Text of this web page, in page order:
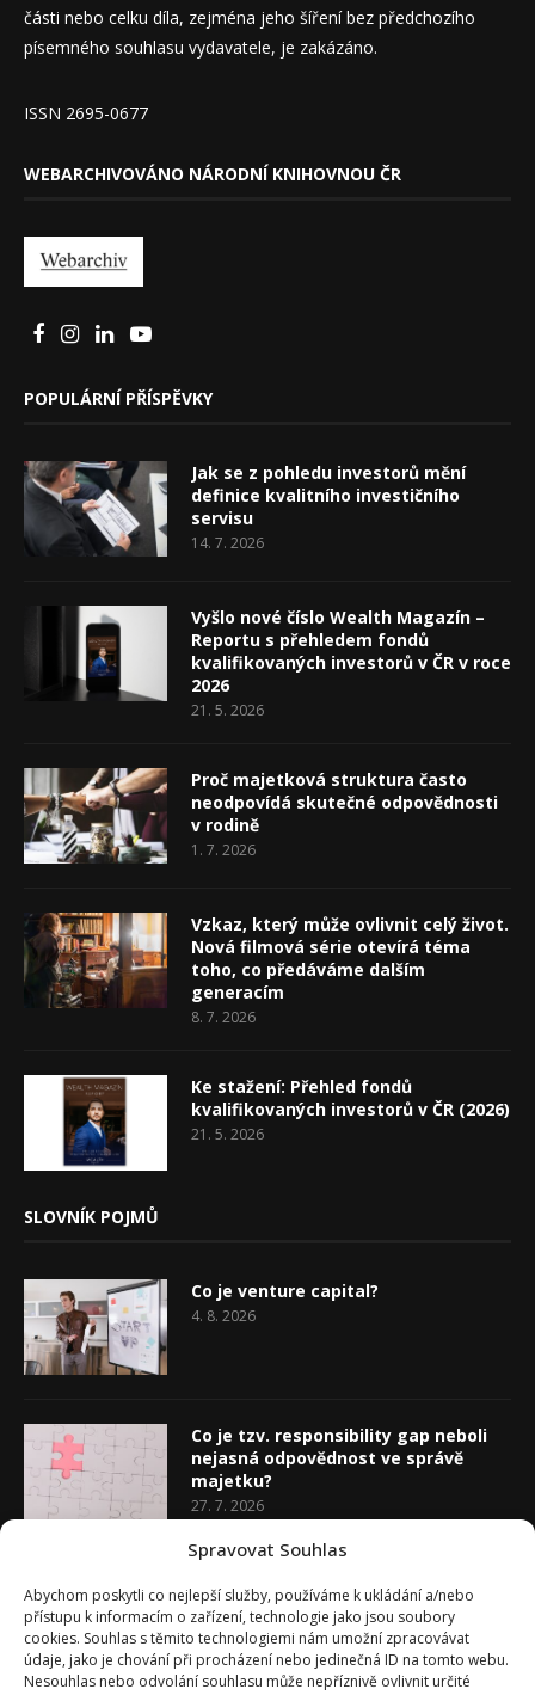
Spravovat Souhlas
Abychom poskytli co nejlepší služby, používáme k ukládání a/nebo
přístupu k informacím o zařízení, technologie jako jsou soubory
cookies. Souhlas s těmito technologiemi nám umožní zpracovávat
údaje, jako je chování při procházení nebo jedinečná ID na tomto webu.
Nesouhlas nebo odvolání souhlasu může nepříznivě ovlivnit určité
části nebo celku díla, zejména jeho šíření bez předchozího
písemného souhlasu vydavatele, je zakázáno.
ISSN 2695-0677
WEBARCHIVOVÁNO NÁRODNÍ KNIHOVNOU ČR
POPULÁRNÍ PŘÍSPĚVKY
Jak se z pohledu investorů mění
definice kvalitního investičního
servisu
14. 7. 2026
Vyšlo nové číslo Wealth Magazín –
Reportu s přehledem fondů
kvalifikovaných investorů v ČR v roce
2026
21. 5. 2026
Proč majetková struktura často
neodpovídá skutečné odpovědnosti
v rodině
1. 7. 2026
Vzkaz, který může ovlivnit celý život.
Nová filmová série otevírá téma
toho, co předáváme dalším
generacím
8. 7. 2026
Ke stažení: Přehled fondů
kvalifikovaných investorů v ČR (2026)
21. 5. 2026
SLOVNÍK POJMŮ
Co je venture capital?
4. 8. 2026
Co je tzv. responsibility gap neboli
nejasná odpovědnost ve správě
majetku?
27. 7. 2026
20. 7. 2026